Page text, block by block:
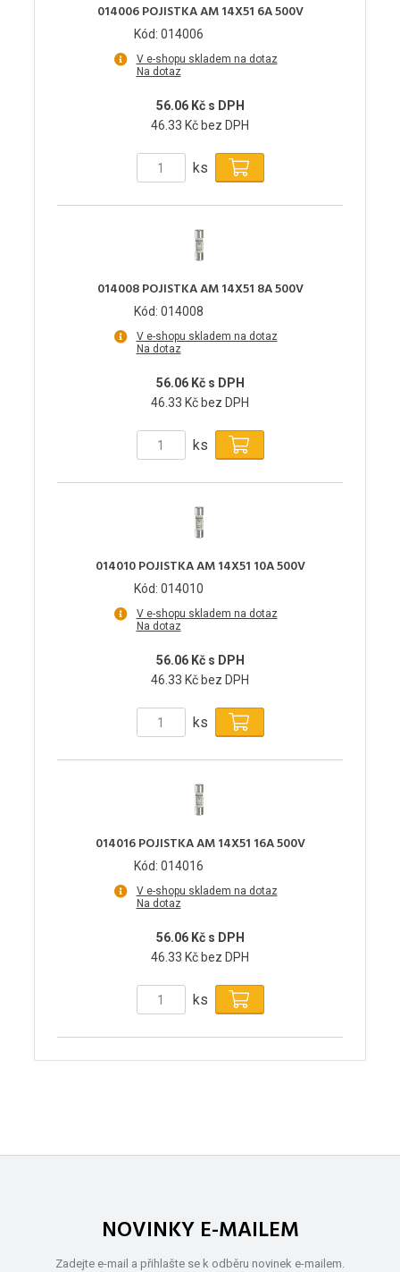
014006 POJISTKA AM 14X51 6A 500V
Kód: 014006
V e-shopu skladem na dotaz
Na dotaz
56.06 Kč s DPH
46.33 Kč bez DPH
ks
014008 POJISTKA AM 14X51 8A 500V
Kód: 014008
V e-shopu skladem na dotaz
Na dotaz
56.06 Kč s DPH
46.33 Kč bez DPH
ks
014010 POJISTKA AM 14X51 10A 500V
Kód: 014010
V e-shopu skladem na dotaz
Na dotaz
56.06 Kč s DPH
46.33 Kč bez DPH
ks
014016 POJISTKA AM 14X51 16A 500V
Kód: 014016
V e-shopu skladem na dotaz
Na dotaz
56.06 Kč s DPH
46.33 Kč bez DPH
ks
NOVINKY E-MAILEM
Zadejte e-mail a přihlašte se k odběru novinek e-mailem.